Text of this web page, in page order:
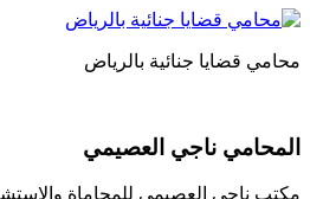
محامي قضايا جنائية بالرياض
المحامي ناجي العصيمي
مكتب ناجي العصيمي للمحاماة